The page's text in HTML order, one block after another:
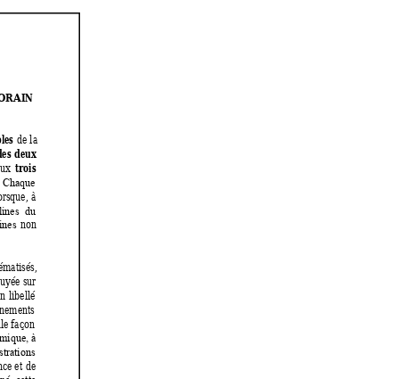
de la
deux
trois
Chaque
à
du
non
sur
libellé
façon
à
et de